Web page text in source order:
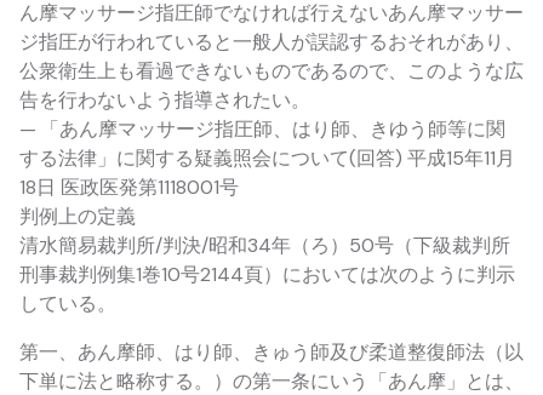
ん摩マッサージ指圧師でなければ行えないあん摩マッサー
ジ指圧が行われていると一般人が誤認するおそれがあり、
公衆衛生上も看過できないものであるので、このような広
告を行わないよう指導されたい。
— 「あん摩マッサージ指圧師、はり師、きゆう師等に関
する法律」に関する疑義照会について(回答) 平成15年11月
18日 医政医発第1118001号
判例上の定義
清水簡易裁判所/判決/昭和34年（ろ）50号（下級裁判所
刑事裁判例集1巻10号2144頁）においては次のように判示
している。
第一、あん摩師、はり師、きゅう師及び柔道整復師法（以
下単に法と略称する。）の第一条にいう「あん摩」とは、